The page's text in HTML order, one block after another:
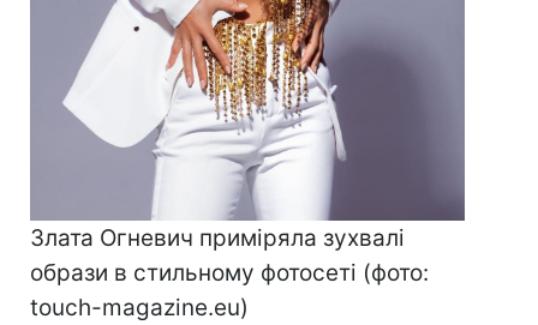
Злата Огневич приміряла зухвалі
образи в стильному фотосеті (фото:
touch-magazine.eu)